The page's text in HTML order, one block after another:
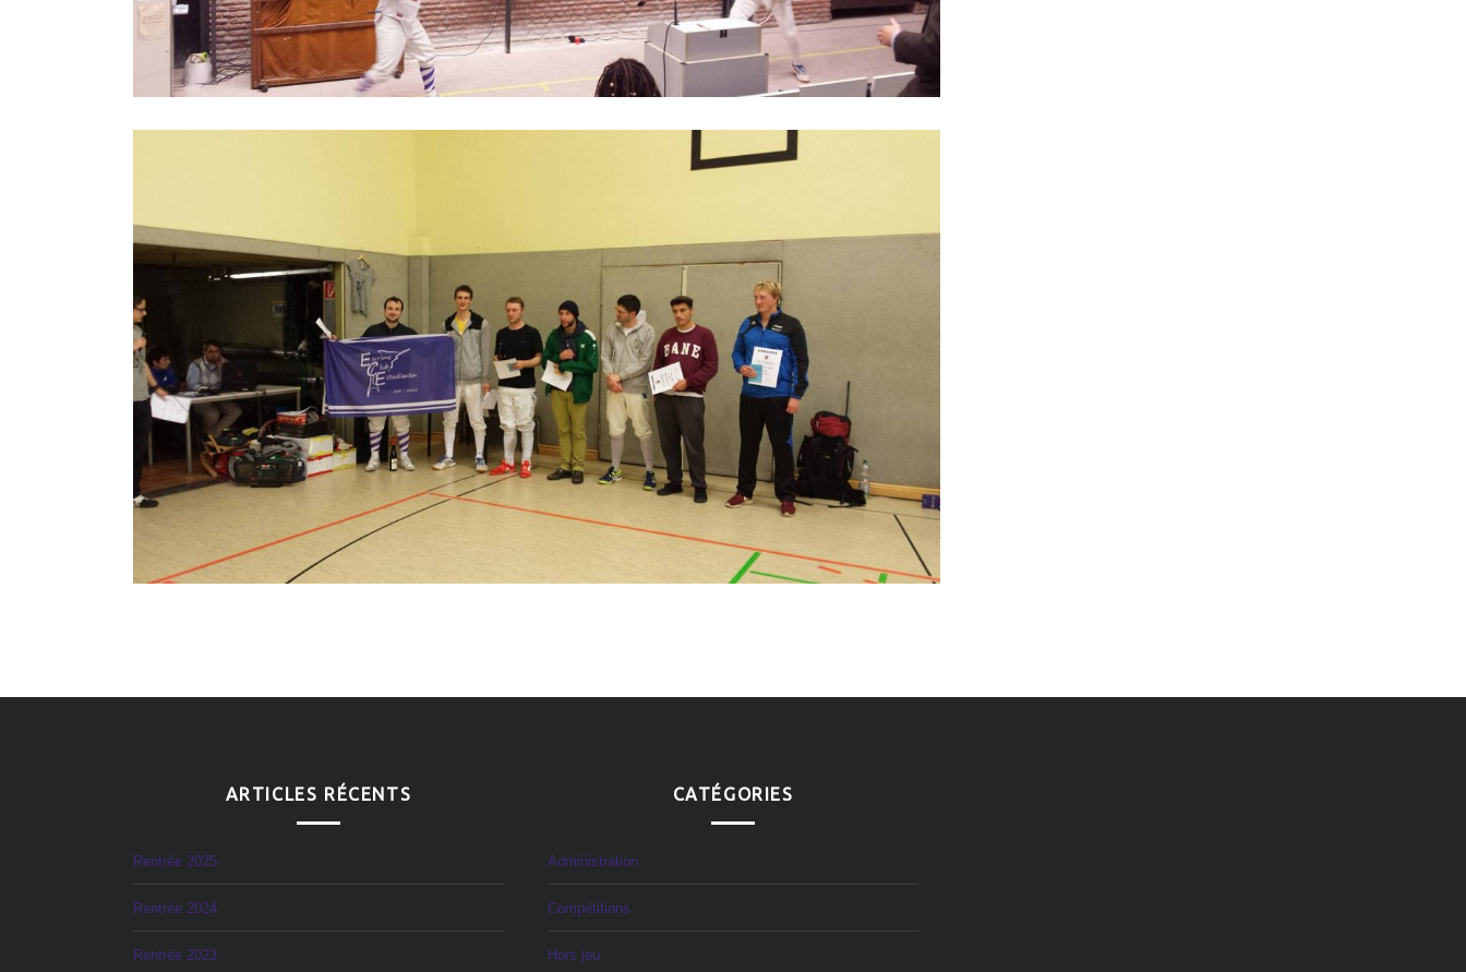
ARTICLES RÉCENTS
Rentrée 2025
Rentrée 2024
Rentrée 2023
CATÉGORIES
Administration
Compétitions
Hors jeu